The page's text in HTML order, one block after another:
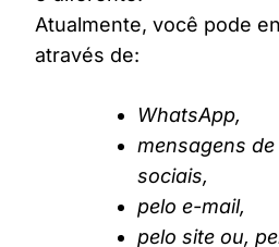
Atualmente, você pode
através de:
WhatsApp,
mensagens
sociais,
pelo e-mail,
pelo site ou,